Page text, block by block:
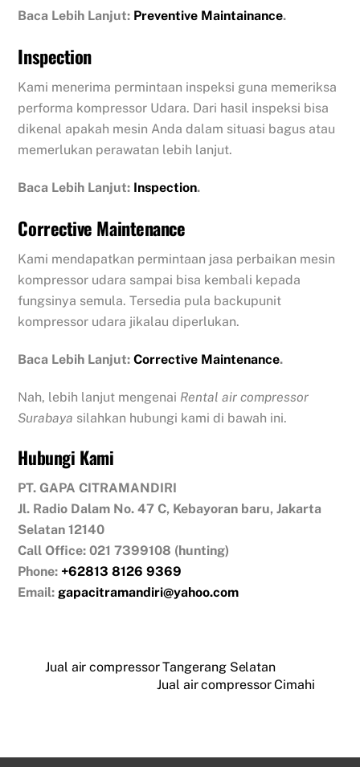
Baca Lebih Lanjut: Preventive Maintainance.
Inspection
Kami menerima permintaan inspeksi guna memeriksa
performa kompressor Udara. Dari hasil inspeksi bisa
dikenal apakah mesin Anda dalam situasi bagus atau
memerlukan perawatan lebih lanjut.
Baca Lebih Lanjut: Inspection.
Corrective Maintenance
Kami mendapatkan permintaan jasa perbaikan mesin
kompressor udara sampai bisa kembali kepada
fungsinya semula. Tersedia pula backupunit
kompressor udara jikalau diperlukan.
Baca Lebih Lanjut:Corrective Maintenance.
Nah, lebih lanjut mengenai Rental air compressor
Surabaya silahkan hubungi kami di bawah ini.
Hubungi Kami
PT. GAPA CITRAMANDIRI
Jl. Radio Dalam No. 47 C, Kebayoran baru, Jakarta
Selatan 12140
Call Office: 021 7399108 (hunting)
Phone: +62813 8126 9369
Email: gapacitramandiri@yahoo.com
Jual air compressor Tangerang Selatan
Jual air compressor Cimahi